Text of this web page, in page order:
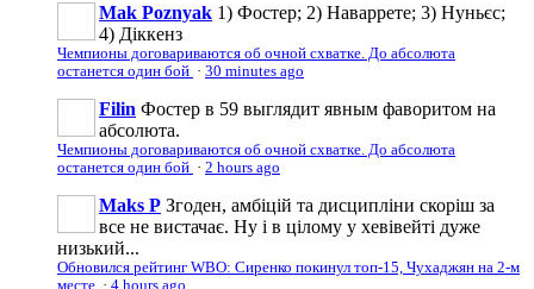
Mak Poznyak 1) Фостер; 2) Наваррете; 3) Нуньєс;
4) Діккенз
Чемпионы договариваются об очной схватке. До абсолюта
останется один бой · 30 minutes ago
Filin Фостер в 59 выглядит явным фаворитом на
абсолюта.
Чемпионы договариваются об очной схватке. До абсолюта
останется один бой · 2 hours ago
Maks P Згоден, амбіцій та дисципліни скоріш за
все не вистачає. Ну і в цілому у хевівейті дуже
низький...
Обновился рейтинг WBO: Сиренко покинул топ-15, Чухаджян на 2-м
месте · 4 hours ago